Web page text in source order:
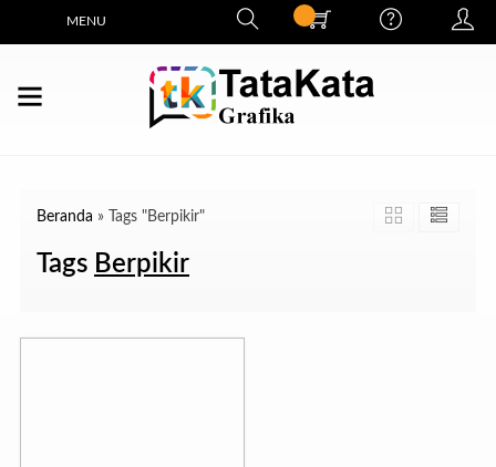
MENU
Beranda » Tags "Berpikir"
Tags Berpikir